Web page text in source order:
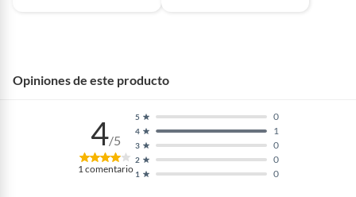
Opiniones de este producto
4/5
1comentario 1 0
2 0
3 0
4 1
5 0